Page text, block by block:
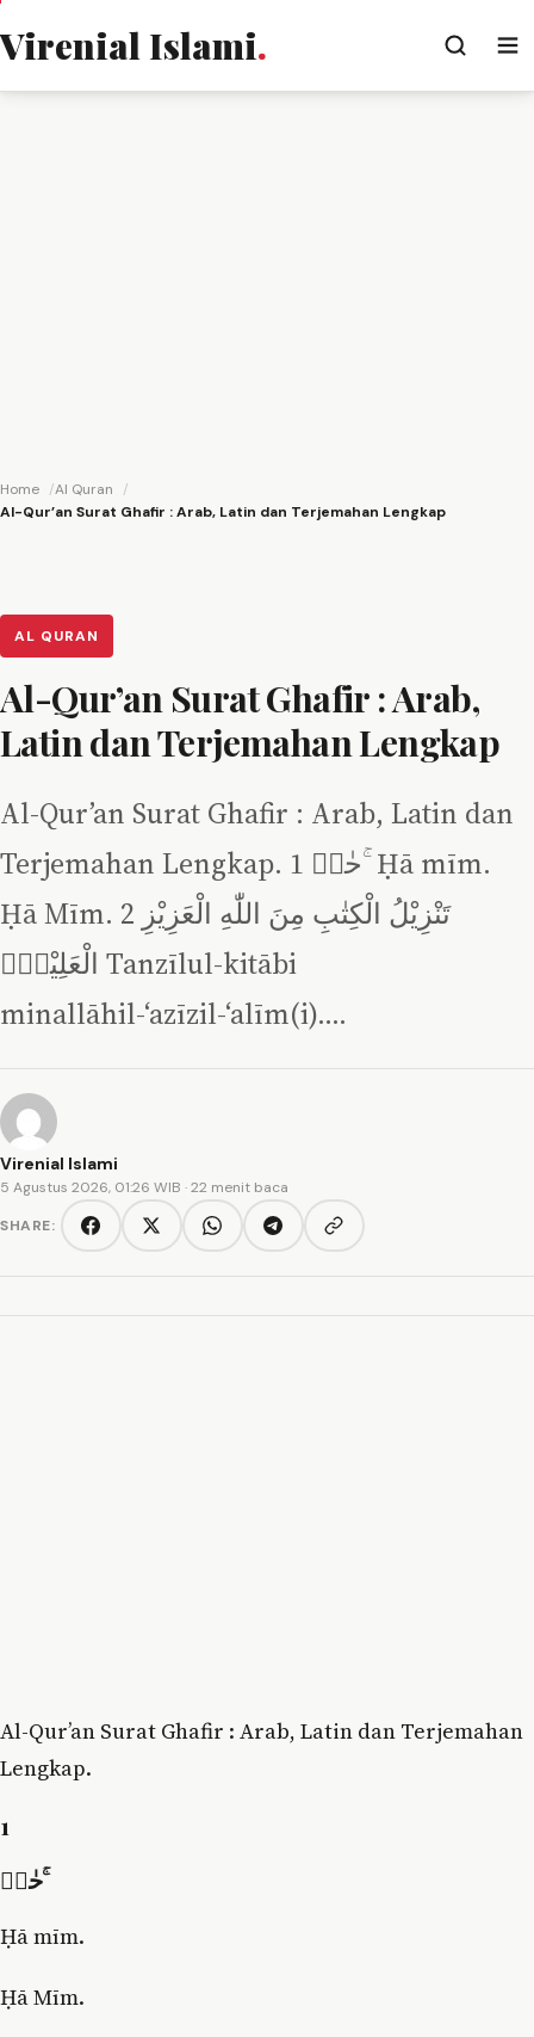
Virenial Islami.
Home
Al Quran
Al-Qur’an Surat Ghafir : Arab, Latin dan Terjemahan Lengkap
AL QURAN
Al-Qur’an Surat Ghafir : Arab,
Latin dan Terjemahan Lengkap
Al-Qur’an Surat Ghafir : Arab, Latin dan
Terjemahan Lengkap. 1 حٰمۤ ۚ Ḥā mīm.
Ḥā Mīm. 2 تَنْزِيْلُ الْكِتٰبِ مِنَ اللّٰهِ الْعَزِيْزِ
الْعَلِيْمِۙ Tanzīlul-kitābi
minallāhil-‘azīzil-‘alīm(i).…
Virenial Islami
5 Agustus 2026, 01:26 WIB · 22 menit baca
SHARE:
FacebookTwitter/XWhatsAppTelegramCopy link
Al-Qur’an Surat Ghafir : Arab, Latin dan Terjemahan
Lengkap.
1
حٰمۤ ۚ
Ḥā mīm.
Ḥā Mīm.